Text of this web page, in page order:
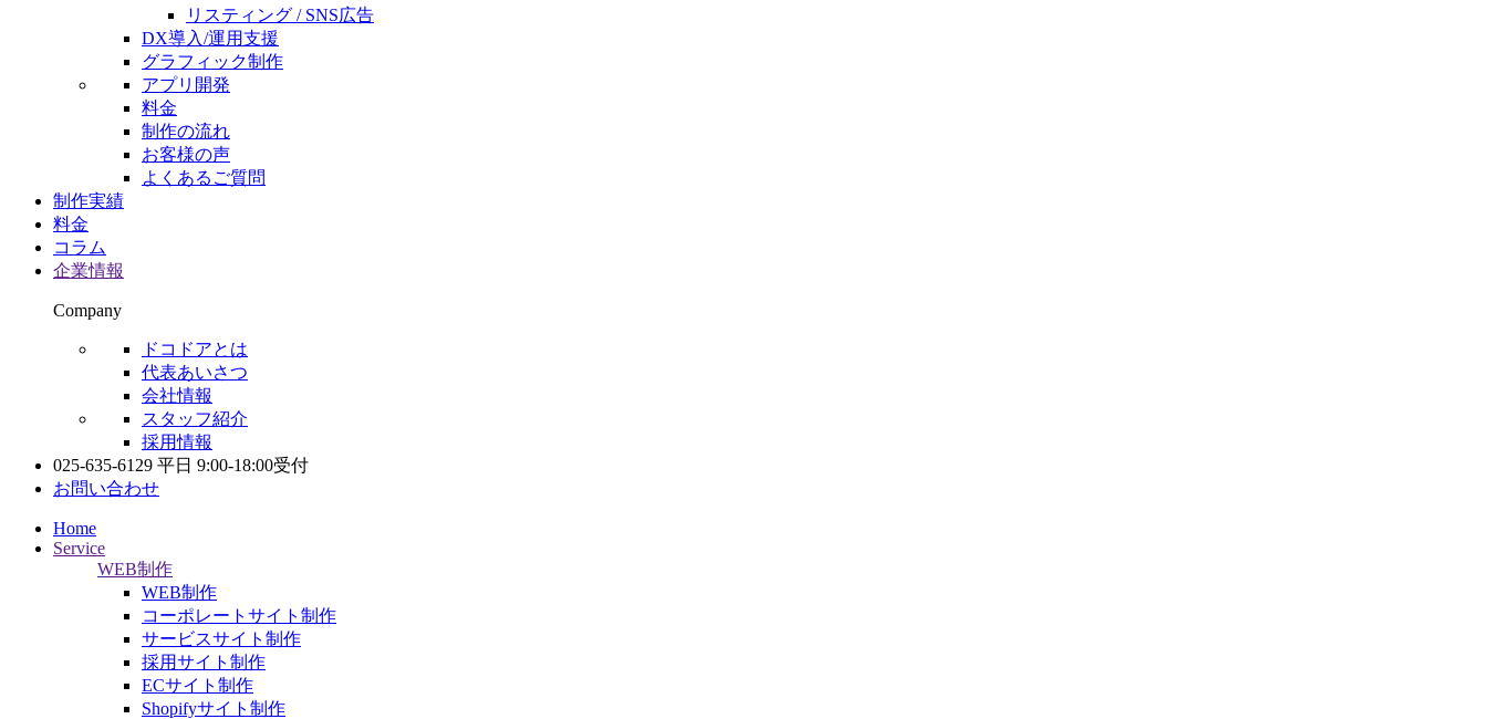
リスティング / SNS広告
DX導入/運用支援
グラフィック制作
アプリ開発
料金
制作の流れ
お客様の声
よくあるご質問
制作実績
料金
コラム
企業情報
Company
ドコドアとは
代表あいさつ
会社情報
スタッフ紹介
採用情報
025-635-6129 平日 9:00-18:00受付
お問い合わせ
Home
Service
WEB制作
WEB制作
コーポレートサイト制作
サービスサイト制作
採用サイト制作
ECサイト制作
Shopifyサイト制作